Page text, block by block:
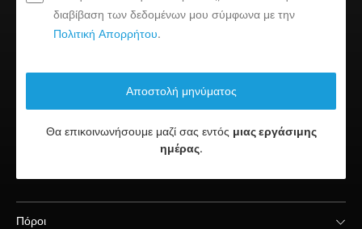
διαβίβαση των δεδομένων μου σύμφωνα με την
Πολιτική Απορρήτου.
Θα επικοινωνήσουμε μαζί σας εντός μιας εργάσιμης
ημέρας.
Πόροι